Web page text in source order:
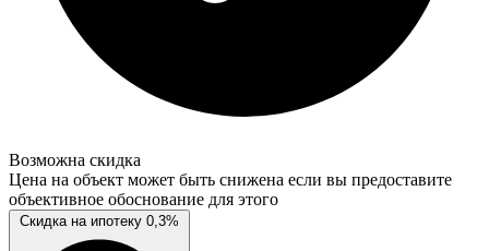
Возможна скидка
Цена на объект может быть снижена если вы предоставите
объективное обоснование для этого
Скидка на ипотеку 0,3%